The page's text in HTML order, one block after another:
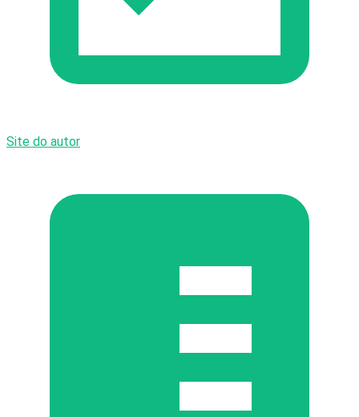
Site do autor